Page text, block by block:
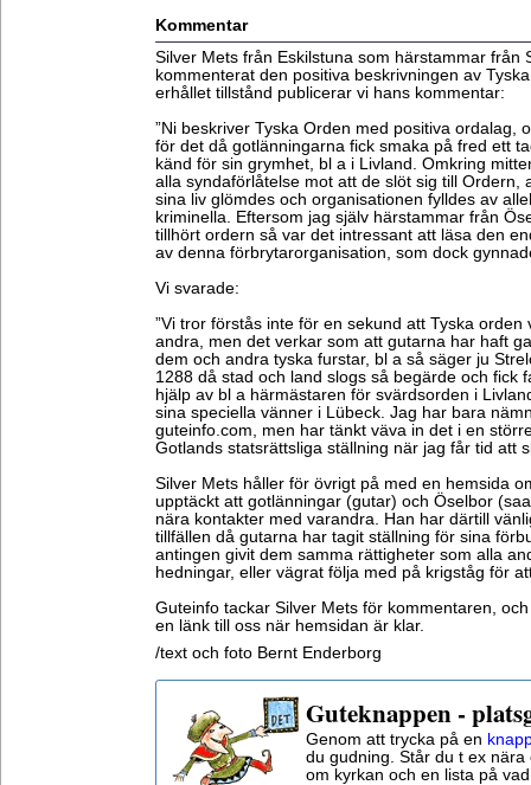
Kommentar
Silver Mets från Eskilstuna som härstammar från
kommenterat den positiva beskrivningen av
erhållet tillstånd publicerar vi hans kommentar:
”Ni beskriver Tyska Orden med positiva ordalag,
för det då gotlänningarna fick smaka på fred ett
känd för sin grymhet, bl a i Livland. Omkring
alla syndaförlåtelse mot att de slöt sig till Ordern,
sina liv glömdes och organisationen fylldes av
kriminella. Eftersom jag själv härstammar från
tillhört ordern så var det intressant att läsa den
av denna förbrytarorganisation, som dock
Vi svarade:
”Vi tror förstås inte för en sekund att Tyska
andra, men det verkar som att gutarna har haft
dem och andra tyska furstar, bl a så säger ju
1288 då stad och land slogs så begärde och fick
hjälp av bl a härmästaren för svärdsorden i
sina speciella vänner i Lübeck. Jag har bara
guteinfo.com, men har tänkt väva in det i en
Gotlands statsrättsliga ställning när jag får tid att
Silver Mets håller för övrigt på med en hemsida
upptäckt att gotlänningar (gutar) och Öselbor
nära kontakter med varandra. Han har därtill
tillfällen då gutarna har tagit ställning för sina
antingen givit dem samma rättigheter som alla
hedningar, eller vägrat följa med på krigståg för
Guteinfo tackar Silver Mets för kommentaren,
en länk till oss när hemsidan är klar.
/text och foto Bernt Enderborg
Guteknappen -
Genom att trycka på en
du gudning. Står du t ex
om kyrkan och en lista på